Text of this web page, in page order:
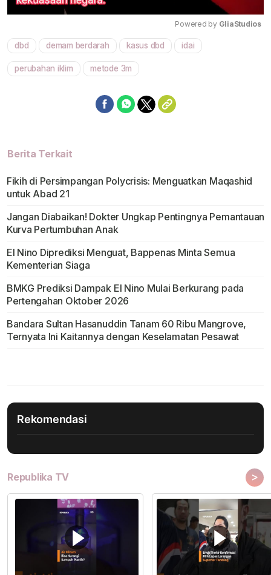
Powered by GliaStudios
dbd demam berdarah kasus dbd idai
perubahan iklim metode 3m
Berita Terkait
Fikih di Persimpangan Polycrisis: Menguatkan Maqashid
untuk Abad 21
Jangan Diabaikan! Dokter Ungkap Pentingnya Pemantauan
Kurva Pertumbuhan Anak
El Nino Diprediksi Menguat, Bappenas Minta Semua
Kementerian Siaga
BMKG Prediksi Dampak El Nino Mulai Berkurang pada
Pertengahan Oktober 2026
Bandara Sultan Hasanuddin Tanam 60 Ribu Mangrove,
Ternyata Ini Kaitannya dengan Keselamatan Pesawat
Rekomendasi
Republika TV >